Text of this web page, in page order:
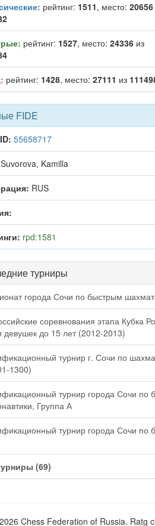
рейтинг: 1511, место: 20656
рейтинг: 1527, место: 24336 из
рейтинг: 1428, место: 27111 из
FIDE
55658717
Suvorova, Kamilla
RUS
rpd:1581
турниры
города Сочи по быстрым
соревнования этапа Кубка
девушек до 15 лет (2012-2013)
турнир г. Сочи по
1300)
турнир города Сочи по
Группа А
турнир города Сочи по
(69)
Chess Federation of Russia. Ratg